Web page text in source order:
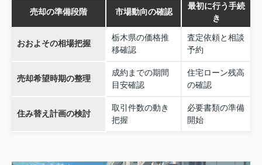
売却の準備段階 市場動向の確認
最初に行う手続
き
おおよその相場把握
栃木県の価格推
移確認
査定依頼と相談
予約
売却希望時期の整理
成約までの期間
目安確認
住宅ローン残高
の確認
住み替え計画の検討
取引件数の動き
把握
必要書類の準備
開始